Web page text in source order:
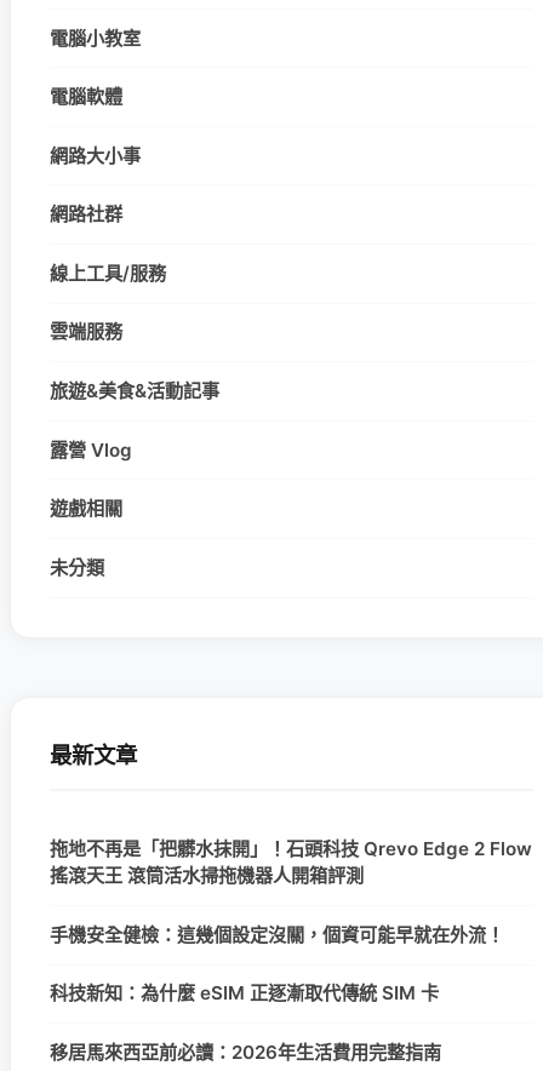
電腦小教室
電腦軟體
網路大小事
網路社群
線上工具/服務
雲端服務
旅遊&美食&活動記事
露營 Vlog
遊戲相關
未分類
最新文章
拖地不再是「把髒水抹開」！石頭科技 Qrevo Edge 2 Flow
搖滾天王 滾筒活水掃拖機器人開箱評測
手機安全健檢：這幾個設定沒關，個資可能早就在外流！
科技新知：為什麼 eSIM 正逐漸取代傳統 SIM 卡
移居馬來西亞前必讀：2026年生活費用完整指南